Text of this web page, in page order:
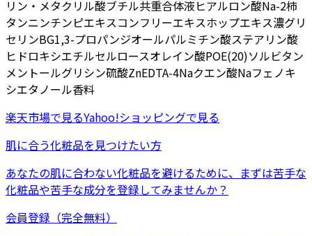
リン・メタクリル酸ブチル共重合体液ヒアルロン酸Na-2柿
タンニンチンピエキスコンフリーエキスホップエキス濃グリ
セリンBG1,3-プロパンジオールパルミチン酸ステアリン酸
ヒドロキシエチルセルロースオレイン酸POE(20)ソルビタン
メントールグリシン硫酸ZnEDTA-4Naクエン酸Naフェノキ
シエタノール香料
楽天市場で見るYahoo!ショッピングで見る
肌に合う化粧品を見つけたい方
あなたの肌に合わない化粧品を避けるために、まずは苦手な
化粧品や苦手な成分を登録してみませんか？
会員登録（完全無料）